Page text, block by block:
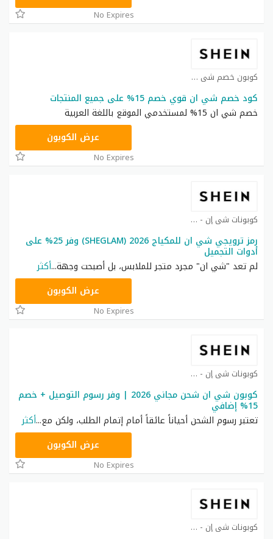
No Expires
كوبون خصم شي ان كوبون
كود خصم شي ان قوي خصم 15% على جميع المنتجات
خصم شي ان 15% لمستخدمي الموقع باللغة العربية
عرض الكوبون
No Expires
كوبونات شي إن - Shein coupon كوبون
رمز ترويجي شي ان للمكياج 2026 (SHEGLAM) وفر 25% على
أدوات التجميل
لم تعد "شي ان" مجرد متجر للملابس، بل أصبحت وجهة...أكثر
عرض الكوبون
No Expires
كوبونات شي إن - Shein coupon كوبون
كوبون شي ان شحن مجاني 2026 | وفر رسوم التوصيل + خصم
15% إضافي
تعتبر رسوم الشحن أحياناً عائقاً أمام إتمام الطلب، ولكن مع...أكثر
عرض الكوبون
No Expires
كوبونات شي إن - Shein coupon كوبون